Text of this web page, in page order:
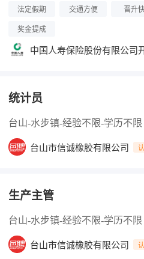
法定假期 交通方便 晋升
奖金提成
中国人寿保险股份有限公司
统计员
台山-水步镇-经验不限-学历不限
台山市信诚橡胶有限公司
生产主管
台山-水步镇-经验不限-学历不限
台山市信诚橡胶有限公司